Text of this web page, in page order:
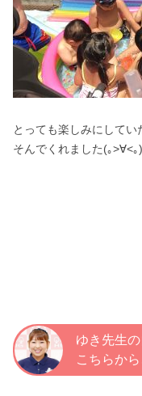
とっても楽しみにして
そんでくれました(｡>∀<｡)
ゆき先生
こちらか